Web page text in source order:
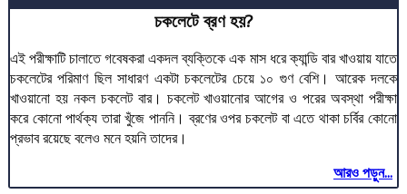
চকলেটে ব্রণ হয়?
এই পরীক্ষাটি চালাতে গবেষকরা একদল ব্যক্তিকে এক মাস ধরে ক্যান্ডি বার খাওয়ায় যাতে
চকলেটের পরিমাণ ছিল সাধারণ একটা চকলেটের চেয়ে ১০ গুণ বেশি। আরেক দলকে
খাওয়ানো হয় নকল চকলেট বার। চকলেট খাওয়ানোর আগের ও পরের অবস্থা পরীক্ষা
করে কোনো পার্থক্য তারা খুঁজে পাননি। ব্রণের ওপর চকলেট বা এতে থাকা চর্বির কোনো
প্রভাব রয়েছে বলেও মনে হয়নি তাদের।
আরও পড়ুন...